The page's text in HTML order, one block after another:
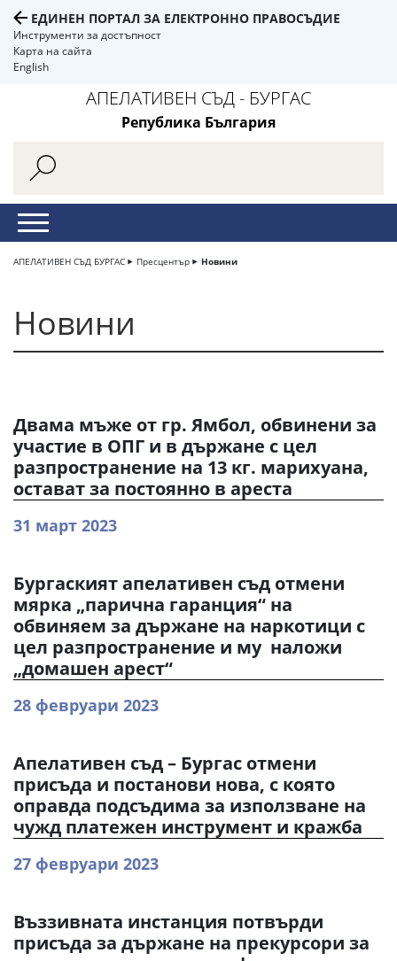
ЕДИНЕН ПОРТАЛ ЗА ЕЛЕКТРОННО ПРАВОСЪДИЕ
Инструменти за достъпност
Карта на сайта
English
АПЕЛАТИВЕН СЪД - БУРГАС
Република България
АПЕЛАТИВЕН СЪД БУРГАС Пресцентър Новини
Новини
Двама мъже от гр. Ямбол, обвинени за
участие в ОПГ и в държане с цел
разпространение на 13 кг. марихуана,
остават за постоянно в ареста
31 март 2023
Бургаският апелативен съд отмени
мярка „парична гаранция“ на
обвиняем за държане на наркотици с
цел разпространение и му наложи
„домашен арест“
28 февруари 2023
Апелативен съд – Бургас отмени
присъда и постанови нова, с която
оправда подсъдима за използване на
чужд платежен инструмент и кражба
27 февруари 2023
Въззивната инстанция потвърди
присъда за държане на прекурсори за